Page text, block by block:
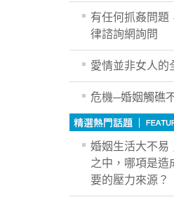
有任何抓姦問題
律諮詢網詢問
愛情並非女人的
危機─婚姻觸礁
婚姻生活大不易
之中，哪項是造
要的壓力來源？